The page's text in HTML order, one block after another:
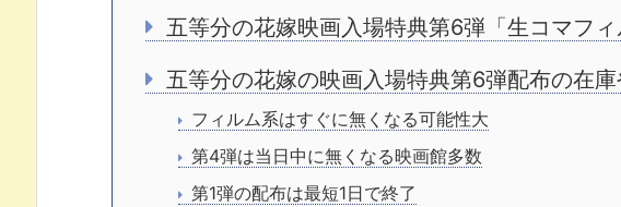
五等分の花嫁映画入場特典第6弾「生コマフ
五等分の花嫁の映画入場特典第6弾配布の在
フィルム系はすぐに無くなる可能性大
第4弾は当日中に無くなる映画館多数
第1弾の配布は最短1日で終了